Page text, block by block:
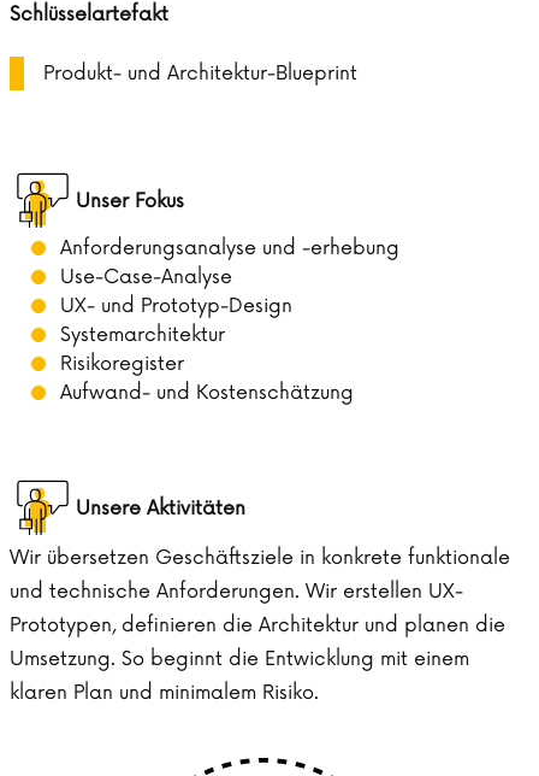
Schlüsselartefakt
Produkt- und Architektur-Blueprint
Unser Fokus
Anforderungsanalyse und -erhebung
Use-Case-Analyse
UX- und Prototyp-Design
Systemarchitektur
Risikoregister
Aufwand- und Kostenschätzung
Unsere Aktivitäten
Wir übersetzen Geschäftsziele in konkrete funktionale
und technische Anforderungen. Wir erstellen UX-
Prototypen, definieren die Architektur und planen die
Umsetzung. So beginnt die Entwicklung mit einem
klaren Plan und minimalem Risiko.